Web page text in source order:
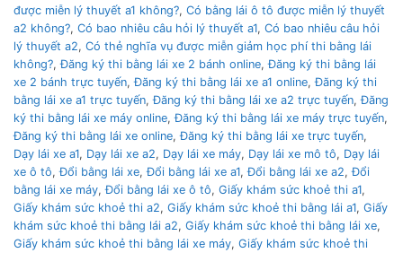
được miễn lý thuyết a1 không?, Có bằng lái ô tô được miễn lý thuyết
a2 không?, Có bao nhiêu câu hỏi lý thuyết a1, Có bao nhiêu câu hỏi
lý thuyết a2, Có thẻ nghĩa vụ được miễn giảm học phí thi bằng lái
không?,Đăng ký thi bằng lái xe 2 bánh online,Đăng ký thi bằng lái
xe 2 bánh trực tuyến,Đăng ký thi bằng lái xe a1 online,Đăng ký thi
bằng lái xe a1 trực tuyến,Đăng ký thi bằng lái xe a2 trực tuyến,Đăng
ký thi bằng lái xe máy online,Đăng ký thi bằng lái xe máy trực tuyến,
Đăng ký thi bằng lái xe online,Đăng ký thi bằng lái xe trực tuyến,
Dạy lái xe a1, Dạy lái xe a2, Dạy lái xe máy, Dạy lái xe mô tô, Dạy lái
xe ô tô,Đổi bằng lái xe,Đổi bằng lái xe a1,Đổi bằng lái xe a2,Đổi
bằng lái xe máy,Đổi bằng lái xe ô tô, Giấy khám sức khoẻ thi a1,
Giấy khám sức khoẻ thi a2, Giấy khám sức khoẻ thi bằng lái a1, Giấy
khám sức khoẻ thi bằng lái a2, Giấy khám sức khoẻ thi bằng lái xe,
Giấy khám sức khoẻ thi bằng lái xe máy, Giấy khám sức khoẻ thi